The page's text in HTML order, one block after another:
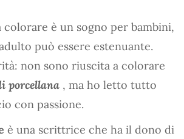
è un sogno per bambini,
può essere estenuante.
non sono riuscita a colorare
porcellana , ma ho letto tutto
con passione.
è una scrittrice che ha il dono di